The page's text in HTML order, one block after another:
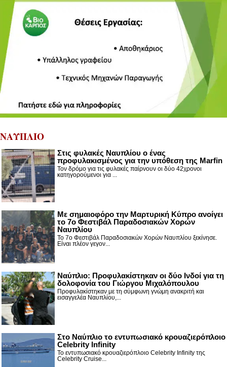
ΝΑΥΠΛΙΟ
Στις φυλακές Ναυπλίου ο ένας
προφυλακισμένος για την υπόθεση της Marfin
Τον δρόμο για τις φυλακές παίρνουν οι δύο 42χρονοι
κατηγορούμενοι για ...
Με σημαιοφόρο την Μαρτυρική Κύπρο ανοίγει
το 7ο Φεστιβάλ Παραδοσιακών Χορών
Ναυπλίου
Το 7ο Φεστιβάλ Παραδοσιακών Χορών Ναυπλίου ξεκίνησε.
Είναι πλέον γεγον...
Ναύπλιο: Προφυλακίστηκαν οι δύο Ινδοί για τη
δολοφονία του Γιώργου Μιχαλόπουλου
Προφυλακίστηκαν με τη σύμφωνη γνώμη ανακριτή και
εισαγγελέα Ναυπλίου,...
Στο Ναύπλιο το εντυπωσιακό κρουαζιερόπλοιο
Celebrity Infinity
Το εντυπωσιακό κρουαζιερόπλοιο Celebrity Infinity της
Celebrity Cruise...